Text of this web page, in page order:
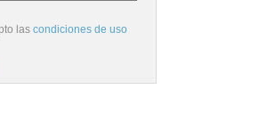
las condiciones de uso